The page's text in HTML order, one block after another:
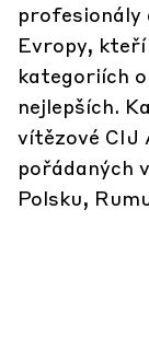
profesionály
Evropy, kteří
kategoriích
nejlepších.
vítězové CIJ
pořádaných
Polsku,